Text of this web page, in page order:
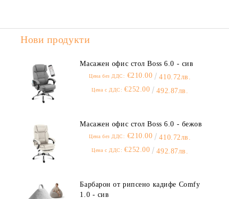
Нови продукти
Масажен офис стол Boss 6.0 - сив
Цена без ДДС: €210.00 410.72лв.
Цена с ДДС: €252.00 492.87лв.
Масажен офис стол Boss 6.0 - бежов
Цена без ДДС: €210.00 410.72лв.
Цена с ДДС: €252.00 492.87лв.
Барбарон от рипсено кадифе Comfy
1.0 - сив